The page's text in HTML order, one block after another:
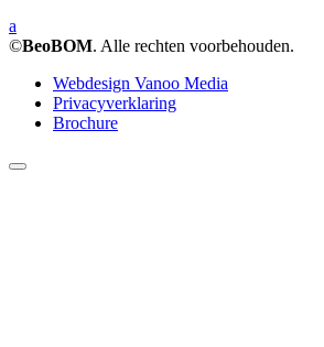
a
©BeoBOM. Alle rechten voorbehouden.
Webdesign Vanoo Media
Privacyverklaring
Brochure